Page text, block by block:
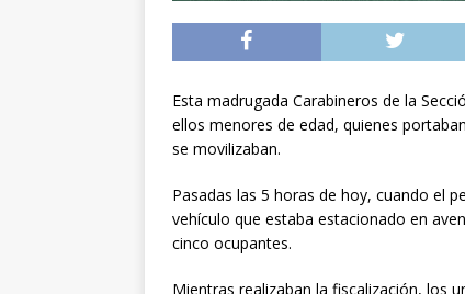
Esta madrugada Carabineros de la
ellos menores de edad, quienes
se movilizaban.
Pasadas las 5 horas de hoy, cuando el
vehículo que estaba estacionado en
cinco ocupantes.
Mientras realizaban la fiscalización, los